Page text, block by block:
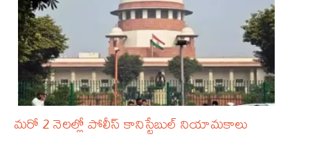
మరో 2 నెలల్లో పోలీస్‌ కానిస్టేబుల్‌ నియామకాలు